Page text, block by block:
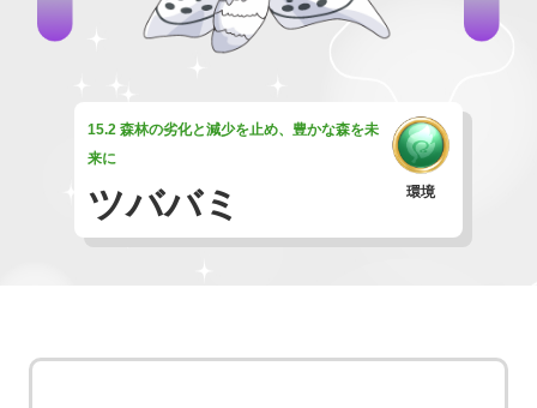
15.2 森林の劣化と減少を止め、豊かな森を未
来に
ツババミ 環境